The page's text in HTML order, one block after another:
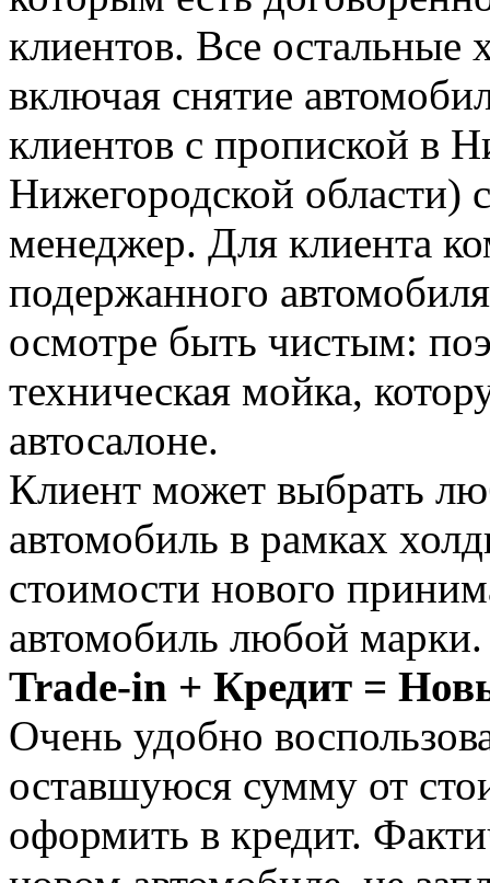
клиентов. Все
включая снятие
клиентов с пропиской в
Нижегородской области)
менеджер. Для клиента
подержанного
осмотре быть чистым:
техническая мойка,
автосалоне.
Клиент может выбрать
автомобиль в рамках
стоимости нового
автомобиль любой марки.
Trade-in + Кредит =
Очень удобно
оставшуюся сумму от
оформить в кредит.